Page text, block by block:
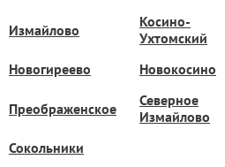
Измайлово
Косино-
Ухтомский
Новогиреево Новокосино
Преображенское
Северное
Измайлово
Сокольники